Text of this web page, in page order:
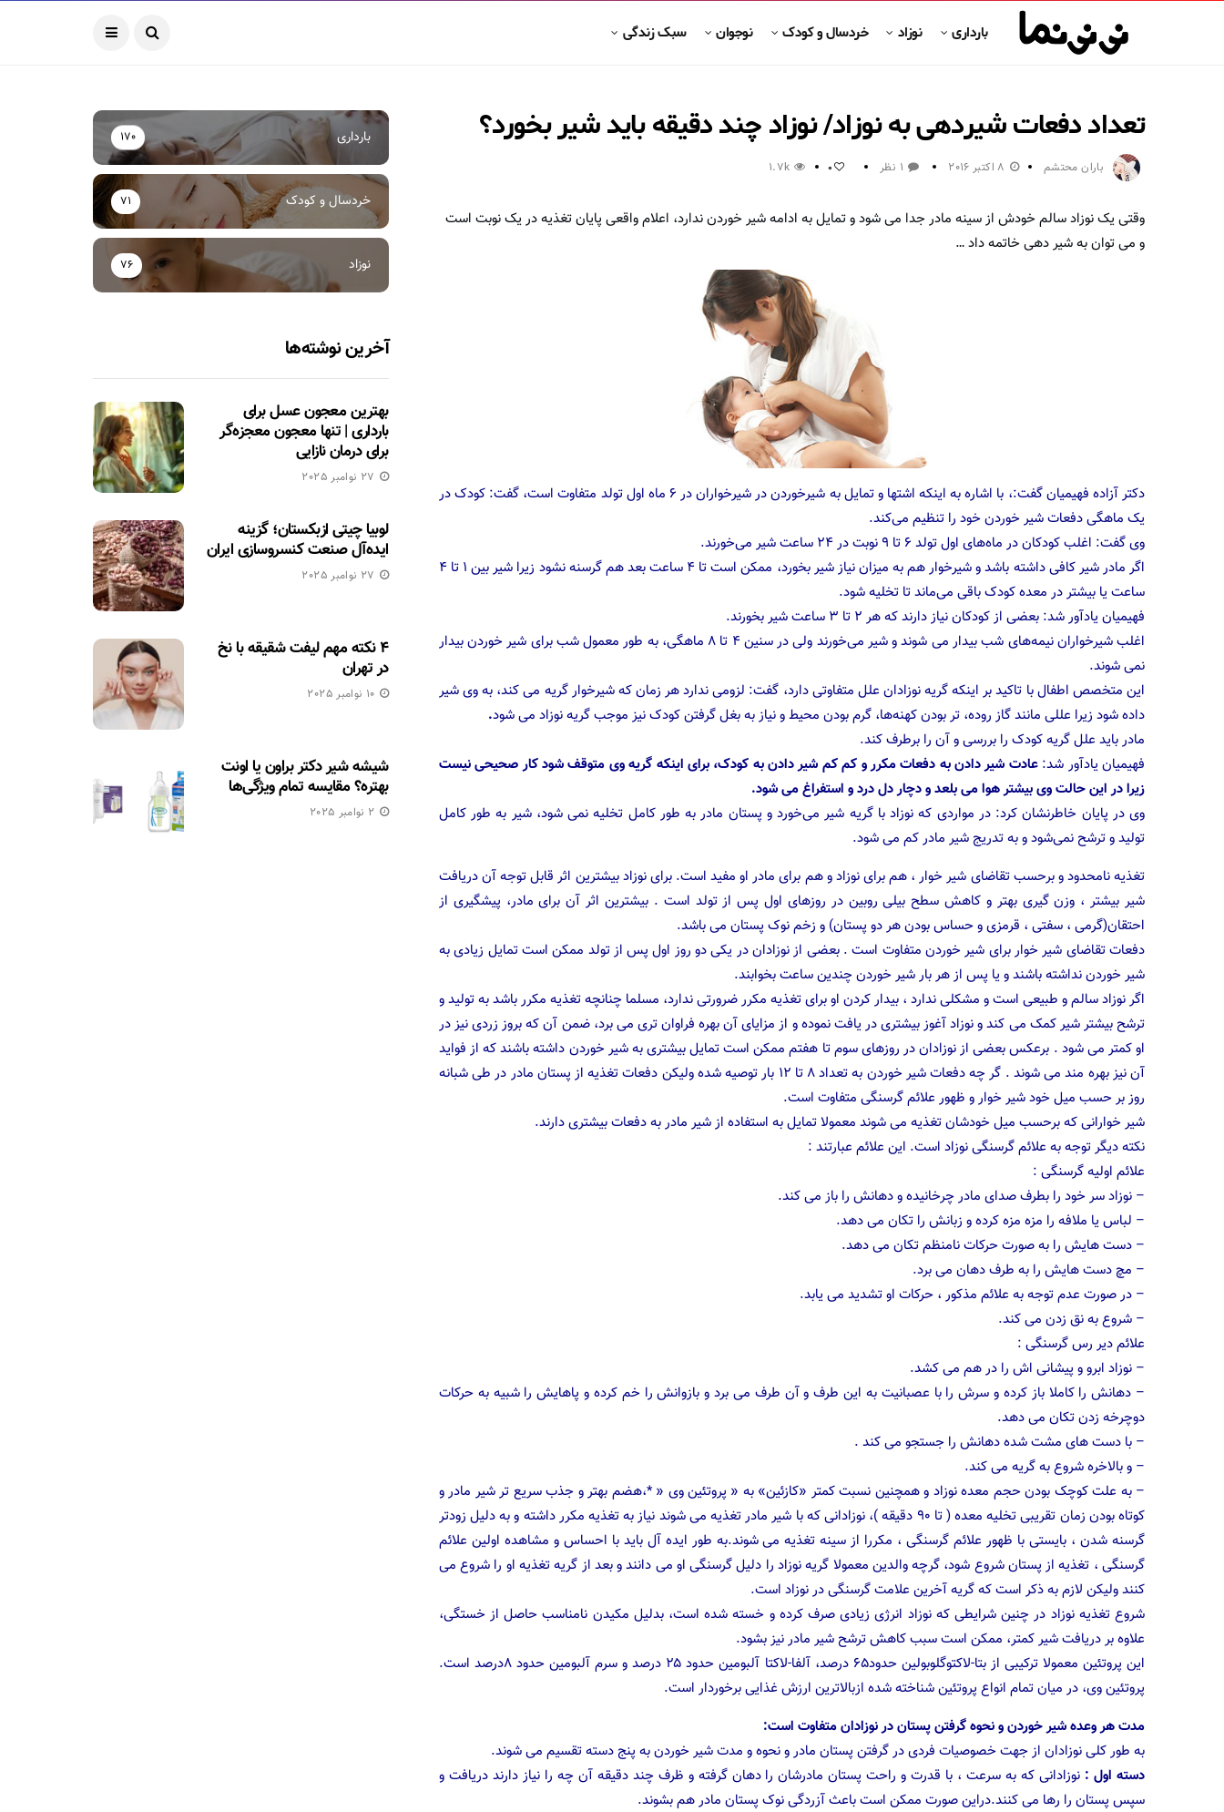
بارداری نوزاد خردسال و کودک نوجوان سبک زندگی
تعداد دفعات شیردهی به نوزاد/ نوزاد چند دقیقه باید شیر بخورد؟
باران محتشم 8 اکتبر 2016 1 نظر 0
1.7k
وقتی یک نوزاد سالم خودش از سينه مادر جدا می شود و تمایل به ادامه شیر خوردن ندارد، اعلام واقعی پایان تغذیه در یک نوبت است
و می توان به شیر دهی خاتمه داد …
دکتر آزاده فهیمیان گفت:، با اشاره به اینکه اشتها و تمایل به شیرخوردن در شیرخواران در ۶ ماه اول تولد متفاوت است، گفت: کودک در
یک ماهگی دفعات شیر خوردن خود را تنظیم می‌کند.
وی گفت: اغلب کودکان در ماه‌های اول تولد ۶ تا ۹ نوبت در ۲۴ ساعت شیر می‌خورند.
اگر مادر شیر کافی داشته باشد و شیرخوار هم به میزان نیاز شیر بخورد، ممکن است تا ۴ ساعت بعد هم گرسنه نشود زیرا شیر بین ۱ تا ۴
ساعت یا بیشتر در معده کودک باقی می‌ماند تا تخلیه شود.
فهیمیان یادآور شد: بعضی از کودکان نیاز دارند که هر ۲ تا ۳ ساعت شیر بخورند.
اغلب شیرخواران نیمه‌های شب بیدار می شوند و شیر می‌خورند ولی در سنین ۴ تا ۸ ماهگی، به طور معمول شب برای شیر خوردن بیدار
نمی شوند.
این متخصص اطفال با تاکید بر اینکه گریه نوزادان علل متفاوتی دارد، گفت: لزومی ندارد هر زمان که شیرخوار گریه می کند، به وی شیر
داده شود زیرا عللی مانند گاز روده، تر بودن کهنه‌ها، گرم بودن محیط و نیاز به بغل گرفتن کودک نیز موجب گریه نوزاد می شود.
مادر باید علل گریه کودک را بررسی و آن را برطرف کند.
فهیمیان یادآور شد:عادت شیر دادن به دفعات مکرر و کم کم شیر دادن به کودک، برای اینکه گریه وی متوقف شود کار صحیحی نیست
زیرا در این حالت وی بیشتر هوا می بلعد و دچار دل درد و استفراغ می شود.
وی در پایان خاطرنشان کرد: در مواردی که نوزاد با گریه شیر می‌خورد و پستان مادر به طور کامل تخلیه نمی شود، شیر به طور کامل
تولید و ترشح نمی‌شود و به تدریج شیر مادر کم می شود.
تغذیه نامحدود و برحسب تقاضای شیر خوار ، هم برای نوزاد و هم برای مادر او مفید است. برای نوزاد بیشترین اثر قابل توجه آن دریافت
شیر بیشتر ، وزن گیری بهتر و کاهش سطح بیلی روبین در روزهای اول پس از تولد است . بیشترین اثر آن برای مادر، پیشگیری از
احتقان(گرمی ، سفتی ، قرمزی و حساس بودن هر دو پستان) و زخم نوک پستان می باشد.
دفعات تقاضای شیر خوار برای شیر خوردن متفاوت است . بعضی از نوزادان در یکی دو روز اول پس از تولد ممکن است تمایل زیادی به
شیر خوردن نداشته باشند و یا پس از هر بار شیر خوردن چندین ساعت بخوابند.
اگر نوزاد سالم و طبیعی است و مشکلی ندارد ، بیدار کردن او برای تغذیه مکرر ضرورتی ندارد، مسلما چنانچه تغذیه مکرر باشد به تولید و
ترشح بیشتر شیر کمک می کند و نوزاد آغوز بیشتری در یافت نموده و از مزایای آن بهره فراوان تری می برد، ضمن آن که بروز زردی نیز در
او کمتر می شود . برعکس بعضی از نوزادان در روزهای سوم تا هفتم ممکن است تمایل بیشتری به شیر خوردن داشته باشند که از فواید
آن نیز بهره مند می شوند . گر چه دفعات شیر خوردن به تعداد ۸ تا ۱۲ بار توصیه شده ولیکن دفعات تغذیه از پستان مادر در طی شبانه
روز بر حسب میل خود شیر خوار و ظهور علائم گرسنگی متفاوت است.
شیر خوارانی که برحسب میل خودشان تغذیه می شوند معمولا تمایل به استفاده از شیر مادر به دفعات بیشتری دارند.
نکته دیگر توجه به علائم گرسنگی نوزاد است. این علائم عبارتند :
علائم اولیه گرسنگی :
– نوزاد سر خود را بطرف صدای مادر چرخانیده و دهانش را باز می کند.
– لباس یا ملافه را مزه مزه کرده و زبانش را تکان می دهد.
– دست هایش را به صورت حرکات نامنظم تکان می دهد.
– مچ دست هایش را به طرف دهان می برد.
– در صورت عدم توجه به علائم مذکور ، حرکات او تشدید می یابد.
– شروع به نق زدن می کند.
علائم دیر رس گرسنگی :
– نوزاد ابرو و پیشانی اش را در هم می کشد.
– دهانش را کاملا باز کرده و سرش را با عصبانیت به این طرف و آن طرف می برد و بازوانش را خم کرده و پاهایش را شبیه به حرکات
دوچرخه زدن تکان می دهد.
– با دست های مشت شده دهانش را جستجو می کند .
– و بالاخره شروع به گریه می کند.
– به علت کوچک بودن حجم معده نوزاد و همچنین نسبت کمتر «کازئین» به « پروتئین وی « *،هضم بهتر و جذب سریع تر شیر مادر و
کوتاه بودن زمان تقریبی تخلیه معده ( تا ۹۰ دقیقه )، نوزادانی که با شیر مادر تغذیه می شوند نیاز به تغذیه مکرر داشته و به دلیل زودتر
گرسنه شدن ، بایستی با ظهور علائم گرسنگی ، مکررا از سینه تغذیه می شوند.به طور ایده آل باید با احساس و مشاهده اولین علائم
گرسنگی ، تغذیه از پستان شروع شود، گرچه والدین معمولا گریه نوزاد را دلیل گرسنگی او می دانند و بعد از گریه تغذیه او را شروع می
کنند ولیکن لازم به ذکر است که گریه آخرین علامت گرسنگی در نوزاد است.
شروع تغذیه نوزاد در چنین شرایطی که نوزاد انرژی زیادی صرف کرده و خسته شده است، بدلیل مکیدن نامناسب حاصل از خستگی،
علاوه بر دریافت شیر کمتر، ممکن است سبب کاهش ترشح شیر مادر نیز بشود.
این پروتئین معمولا ترکیبی از بتا-لاکتوگلوبولین حدود۶۵ درصد، آلفا-لاکتا آلبومین حدود ۲۵ درصد و سرم آلبومین حدود ۸درصد است.
پروتئین وی، در میان تمام انواع پروتئین شناخته شده ازبالاترین ارزش غذایی برخوردار است.
مدت هر وعده شیر خوردن و نحوه گرفتن پستان در نوزادان متفاوت است:
به طور کلی نوزادان از جهت خصوصیات فردی در گرفتن پستان مادر و نحوه و مدت شیر خوردن به پنج دسته تقسیم می شوند.
دسته اول : نوزادانی که به سرعت ، با قدرت و راحت پستان مادرشان را دهان گرفته و ظرف چند دقیقه آن چه را نیاز دارند دریافت و
سپس پستان را رها می کنند.دراین صورت ممکن است باعث آزردگی نوک پستان مادر هم بشوند.
بارداری 170
خردسال و کودک 71
نوزاد 76
آخرین نوشته‌ها
بهترین معجون عسل برای
بارداری | تنها معجون معجزه‌گر
برای درمان نازایی
27 نوامبر 2025
لوبیا چیتی ازبکستان؛ گزینه
ایده‌آل صنعت کنسروسازی ایران
27 نوامبر 2025
۴ نکته مهم لیفت شقیقه با نخ
در تهران
10 نوامبر 2025
شیشه شیر دکتر براون یا اونت
بهتره؟ مقایسه تمام ویژگی‌ها
2 نوامبر 2025